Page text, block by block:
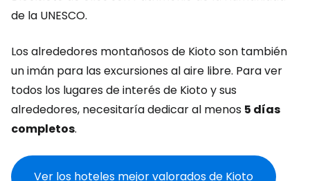
de la UNESCO.
Los alrededores montañosos de Kioto son también
un imán para las excursiones al aire libre. Para ver
todos los lugares de interés de Kioto y sus
alrededores, necesitaría dedicar al menos 5 días
completos.
Ver los hoteles mejor valorados de Kioto